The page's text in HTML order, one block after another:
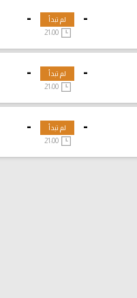
-
- لم تبدأ
21:00
-
- لم تبدأ
21:00
-
- لم تبدأ
21:00